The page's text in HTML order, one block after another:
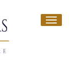
Toggle